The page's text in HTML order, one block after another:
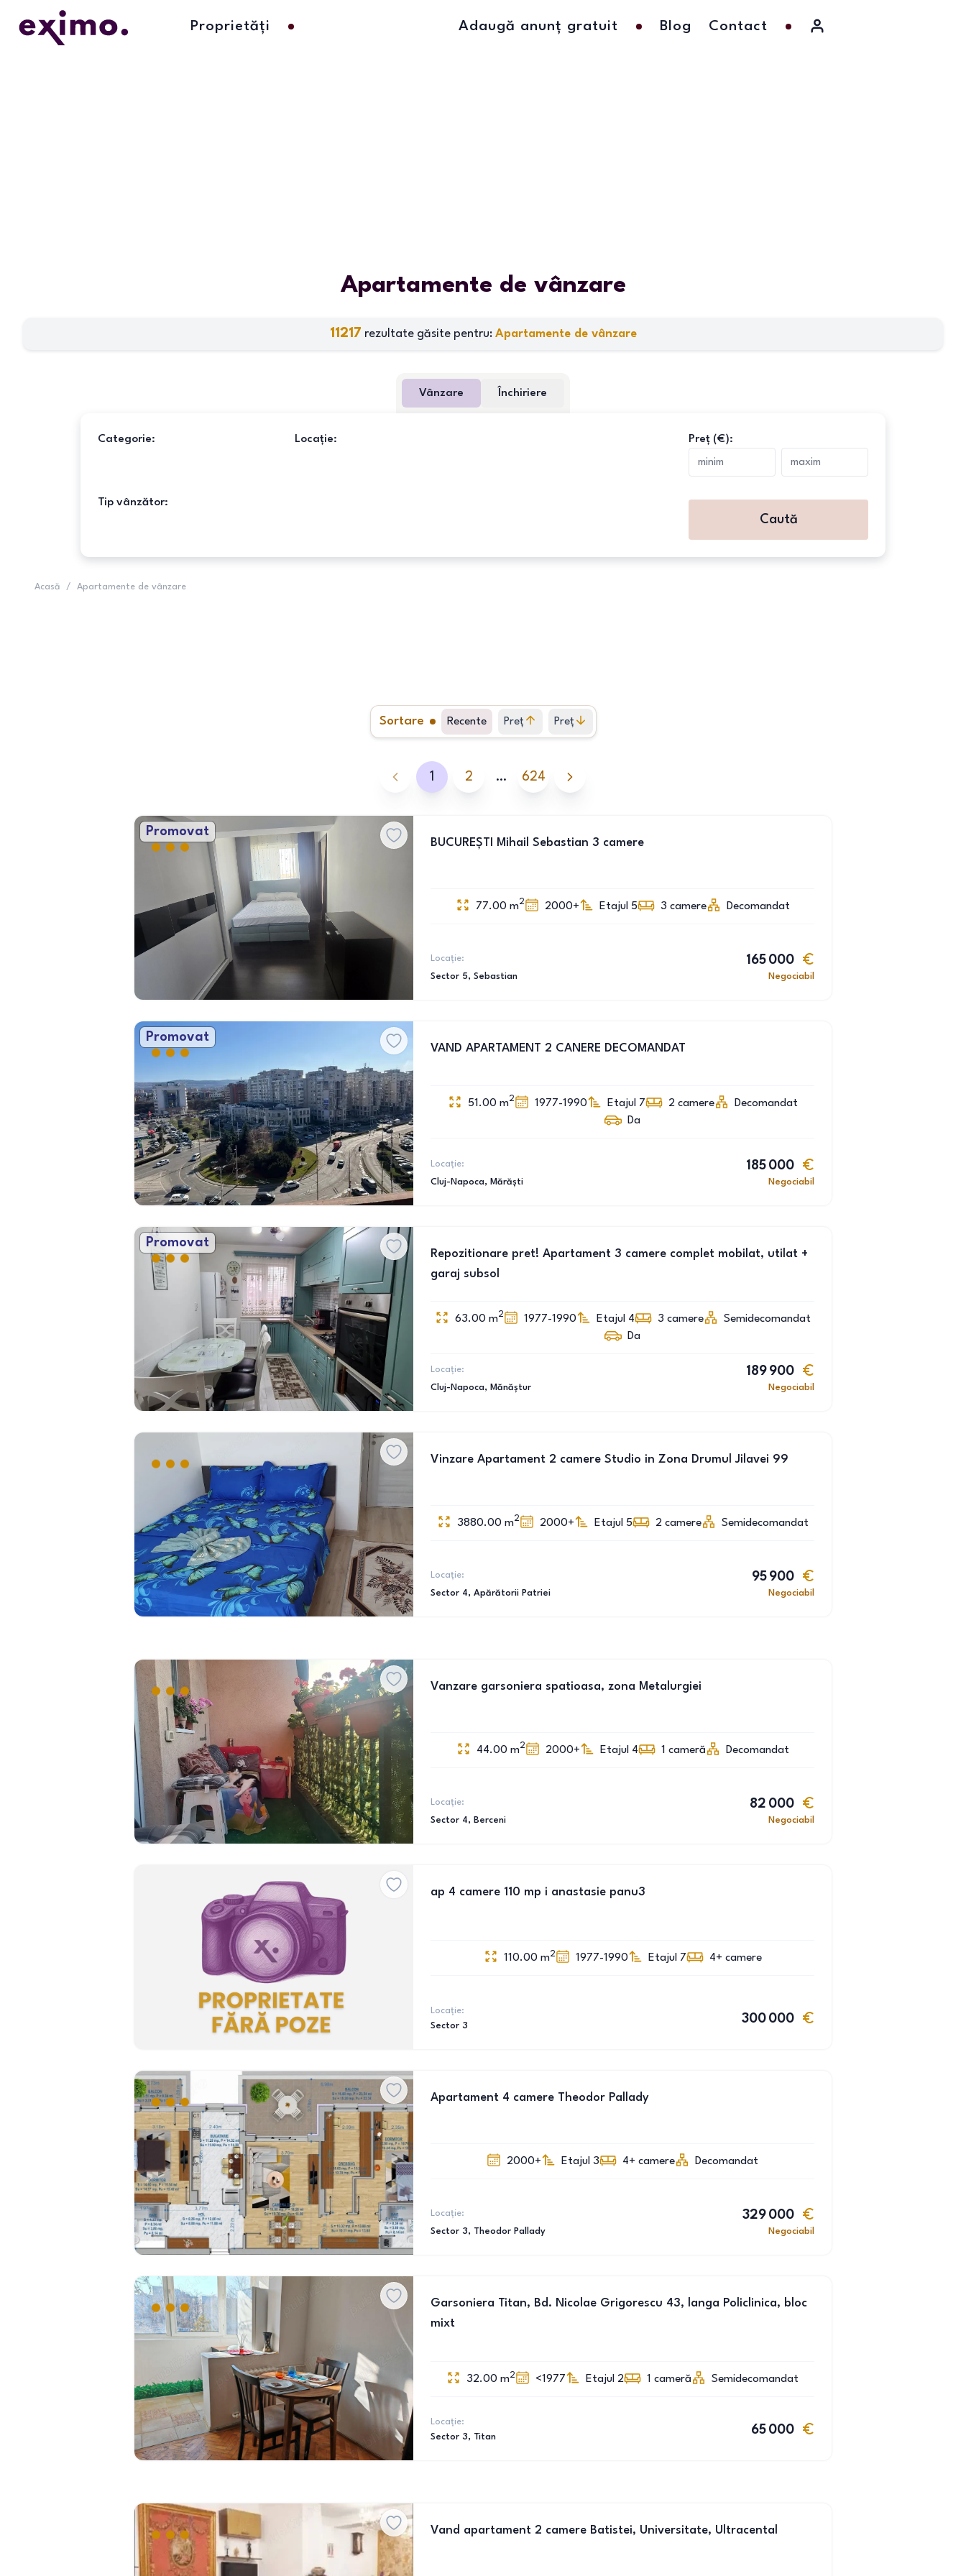
Proprietăți Adaugă anunț gratuit Blog Contact
Apartamente de vânzare
11217 rezultate găsite pentru: Apartamente de vânzare
Vânzare Închiriere
Categorie: Locație: Preț (€):
Tip vânzător:
Caută
Acasă / Apartamente de vânzare
Sortare Recente Preț
crescător
Preț
descrescător
1 2 … 624
Promovat
BUCUREȘTI Mihail Sebastian 3 camere
77.00 m2 2000+ Etajul 5 3 camere Decomandat
Locație:
Sector 5, Sebastian
165 000
Negociabil
Promovat
VAND APARTAMENT 2 CANERE DECOMANDAT
51.00 m2 1977-1990 Etajul 7 2 camere
Decomandat
Da
Locație:
Cluj-Napoca, Mărăști
185 000
Negociabil
Promovat
Repozitionare pret! Apartament 3 camere complet mobilat, utilat +
garaj subsol
63.00 m2 1977-1990 Etajul 4 3 camere
Semidecomandat
Da
Locație:
Cluj-Napoca, Mănăștur
189 900
Negociabil
Vinzare Apartament 2 camere Studio in Zona Drumul Jilavei 99
3880.00 m2 2000+ Etajul 5 2 camere Semidecomandat
Locație:
Sector 4, Apărătorii Patriei
95 900
Negociabil
Vanzare garsoniera spatioasa, zona Metalurgiei
44.00 m2 2000+ Etajul 4 1 cameră Decomandat
Locație:
Sector 4, Berceni
82 000
Negociabil
ap 4 camere 110 mp i anastasie panu3
110.00 m2 1977-1990 Etajul 7 4+ camere
Locație:
Sector 3
300 000
Apartament 4 camere Theodor Pallady
2000+ Etajul 3 4+ camere Decomandat
Locație:
Sector 3, Theodor Pallady
329 000
Negociabil
Garsoniera Titan, Bd. Nicolae Grigorescu 43, langa Policlinica, bloc
mixt
32.00 m2 <1977 Etajul 2 1 cameră Semidecomandat
Locație:
Sector 3, Titan
65 000
Vand apartament 2 camere Batistei, Universitate, Ultracental